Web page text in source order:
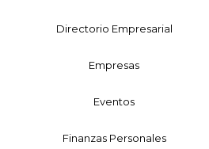
Directorio Empresarial
Empresas
Eventos
Finanzas Personales